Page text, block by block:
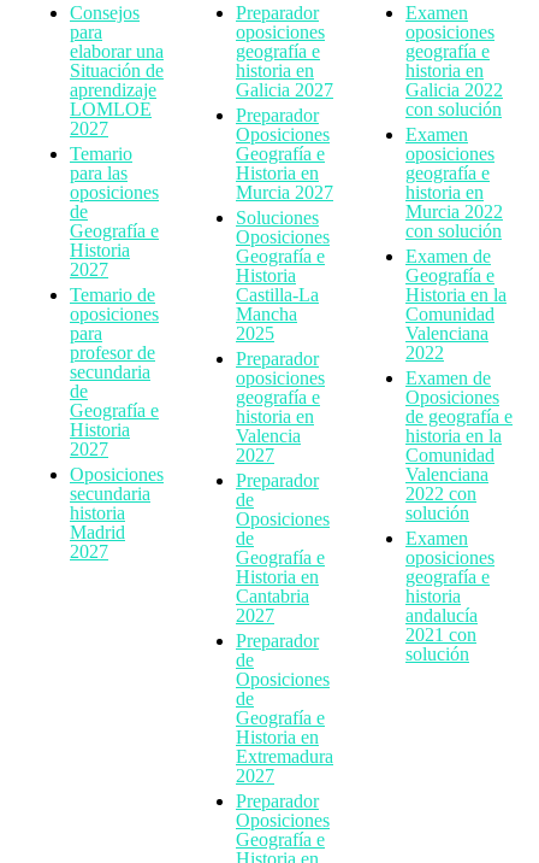
Consejos
para
elaborar una
Situación de
aprendizaje
LOMLOE
2027
Temario
para las
oposiciones
de
Geografía e
Historia
2027
Temario de
oposiciones
para
profesor de
secundaria
de
Geografía e
Historia
2027
Oposiciones
secundaria
historia
Madrid
2027
Preparador
oposiciones
geografía e
historia en
Galicia 2027
Preparador
Oposiciones
Geografía e
Historia en
Murcia 2027
Soluciones
Oposiciones
Geografía e
Historia
Castilla-La
Mancha
2025
Preparador
oposiciones
geografía e
historia en
Valencia
2027
Preparador
de
Oposiciones
de
Geografía e
Historia en
Cantabria
2027
Preparador
de
Oposiciones
de
Geografía e
Historia en
Extremadura
2027
Preparador
Oposiciones
Geografía e
Historia en
Examen
oposiciones
geografía e
historia en
Galicia 2022
con solución
Examen
oposiciones
geografía e
historia en
Murcia 2022
con solución
Examen de
Geografía e
Historia en la
Comunidad
Valenciana
2022
Examen de
Oposiciones
de geografía e
historia en la
Comunidad
Valenciana
2022 con
solución
Examen
oposiciones
geografía e
historia
andalucía
2021 con
solución